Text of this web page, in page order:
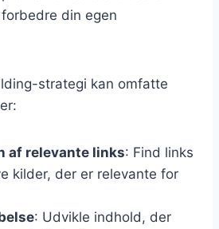
din egen
strategi kan omfatte
af relevante links: Find links
kilder, der er relevante for
: Udvikle indhold, der